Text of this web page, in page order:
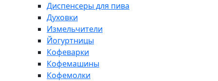
Диспенсеры для пива
Духовки
Измельчители
Йогуртницы
Кофеварки
Кофемашины
Кофемолки